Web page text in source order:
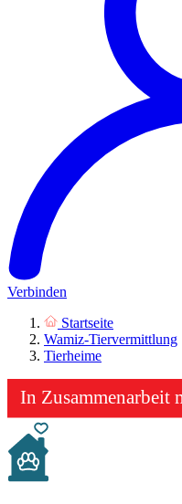
Verbinden
Startseite
Wamiz-Tiervermittlung
Tierheime